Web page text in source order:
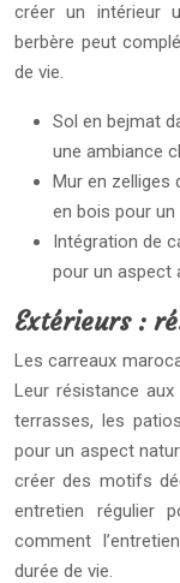
créer un intérieur
berbère peut
de vie.
Sol en bejmat
une ambiance
Mur en zelliges
en bois pour un
Intégration de
pour un aspect
Extérieurs :
Les carreaux
Leur résistance
terrasses, les
pour un aspect
créer des motifs
entretien régulier
comment
durée de vie.